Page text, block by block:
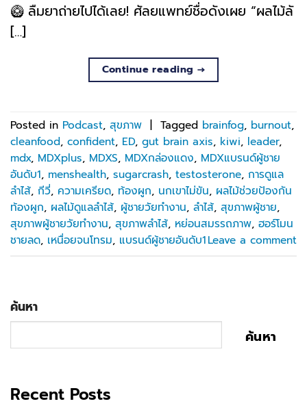
🥝 ลืมยาถ่ายไปได้เลย! ศัลยแพทย์ชื่อดังเผย “ผลไม้ลั
[…]
Continue reading →
Posted in Podcast, สุขภาพ | Tagged brainfog, burnout,
cleanfood, confident, ED, gut brain axis, kiwi, leader,
mdx, MDXplus, MDXS, MDXกล่องแดง, MDXแบรนด์ผู้ชาย
อันดับ1, menshealth, sugarcrash, testosterone, การดูแล
ลำไส้, กีวี่, ความเครียด, ท้องผูก, นกเขาไม่ขัน, ผลไม้ช่วยป้องกัน
ท้องผูก, ผลไม้ดูแลลำไส้, ผู้ชายวัยทำงาน, ลำไส้, สุขภาพผู้ชาย,
สุขภาพผู้ชายวัยทำงาน, สุขภาพลำไส้, หย่อนสมรรถภาพ, ฮอร์โมน
ชายลด, เหนื่อยจนโทรม, แบรนด์ผู้ชายอันดับ1Leave a comment
ค้นหา
ค้นหา
Recent Posts